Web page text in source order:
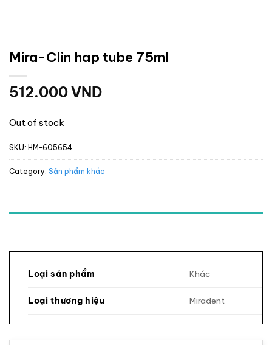
Mira-Clin hap tube 75ml
512.000VND
Out of stock
SKU: HM-605654
Category: Sản phẩm khác
Loại sản phẩm Khác
Loại thương hiệu Miradent